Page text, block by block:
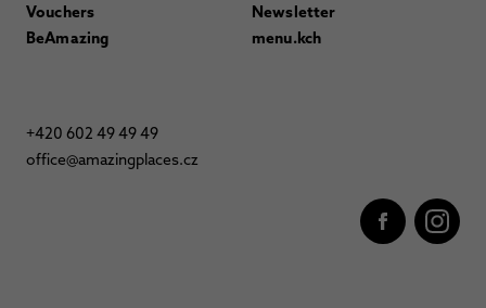
Vouchers
BeAmazing
Newsletter
menu.kch
+420 602 49 49 49
office@amazingplaces.cz